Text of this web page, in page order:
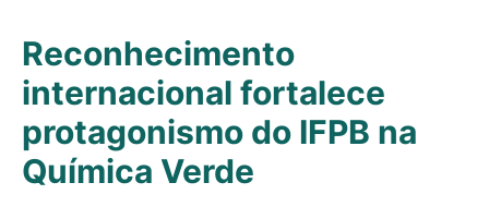
Reconhecimento
internacional fortalece
protagonismo do IFPB na
Química Verde